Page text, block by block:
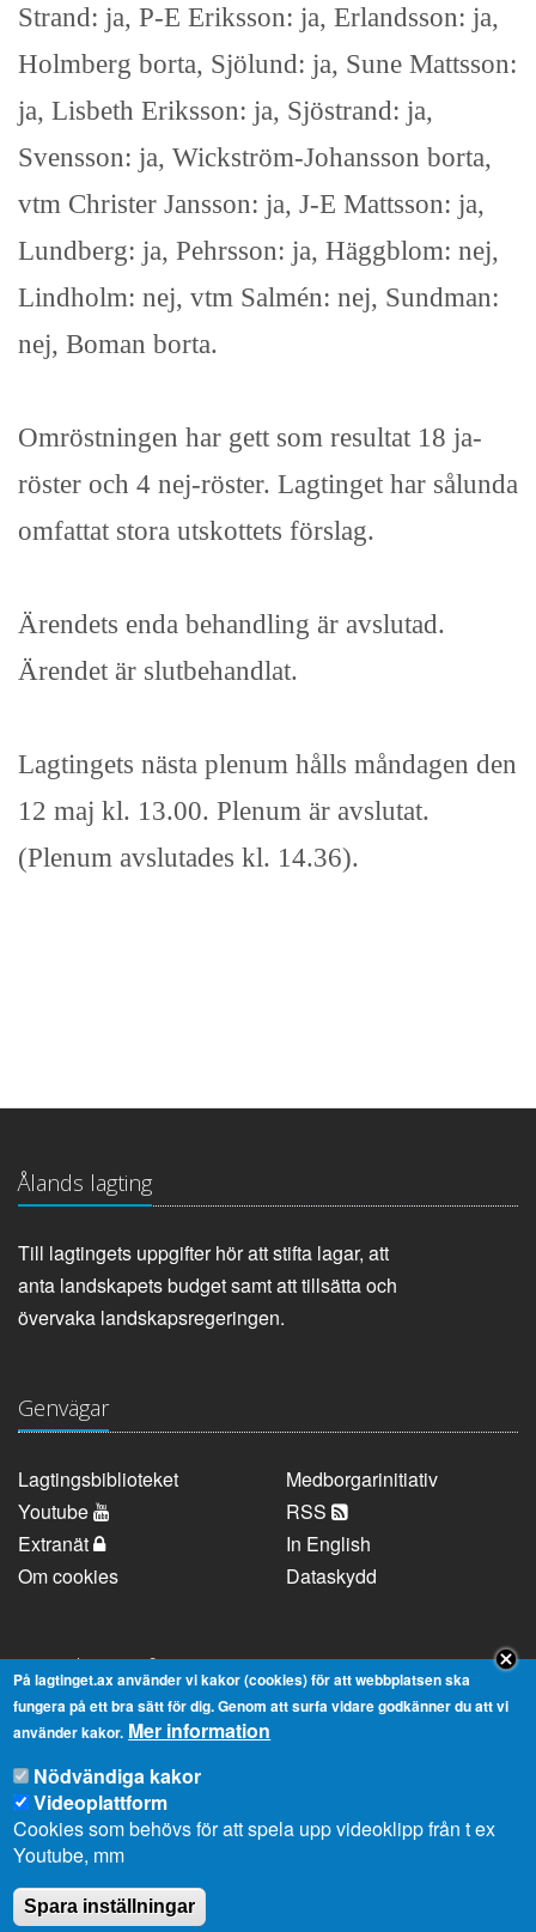
Strand: ja, P-E Eriksson: ja, Erlandsson: ja,
Holmberg borta, Sjölund: ja, Sune Mattsson:
ja, Lisbeth Eriksson: ja, Sjöstrand: ja,
Svensson: ja, Wickström-Johansson borta,
vtm Christer Jansson: ja, J-E Mattsson: ja,
Lundberg: ja, Pehrsson: ja, Häggblom: nej,
Lindholm: nej, vtm Salmén: nej, Sundman:
nej, Boman borta.
Omröstningen har gett som resultat 18 ja-
röster och 4 nej-röster. Lagtinget har sålunda
omfattat stora utskottets förslag.
Ärendets enda behandling är avslutad.
Ärendet är slutbehandlat.
Lagtingets nästa plenum hålls måndagen den
12 maj kl. 13.00. Plenum är avslutat.
(Plenum avslutades kl. 14.36).
Ålands lagting
Till lagtingets uppgifter hör att stifta lagar, att
anta landskapets budget samt att tillsätta och
övervaka landskapsregeringen.
Genvägar
Lagtingsbiblioteket
Medborgarinitiativ
Youtube
RSS
Extranät
In English
Om cookies
Dataskydd
Kontaktuppgifter
Strandgatan 37, AX-22100 Mariehamn
Telefonnummer:
+358 18 25000
E-
post:
info@lagtinget.ax
Fler:
Kontakta lagtingets kansli
På lagtinget.ax använder vi kakor (cookies) för att webbplatsen ska
fungera på ett bra sätt för dig. Genom att surfa vidare godkänner du att vi
använder kakor. Mer information
Nödvändiga kakor
Videoplattform
Cookies som behövs för att spela upp videoklipp från t ex
Youtube, mm
Spara inställningar